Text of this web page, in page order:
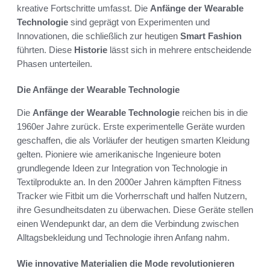
kreative Fortschritte umfasst. Die Anfänge der Wearable
Technologie sind geprägt von Experimenten und
Innovationen, die schließlich zur heutigen Smart Fashion
führten. Diese Historie lässt sich in mehrere entscheidende
Phasen unterteilen.
Die Anfänge der Wearable Technologie
Die Anfänge der Wearable Technologie reichen bis in die
1960er Jahre zurück. Erste experimentelle Geräte wurden
geschaffen, die als Vorläufer der heutigen smarten Kleidung
gelten. Pioniere wie amerikanische Ingenieure boten
grundlegende Ideen zur Integration von Technologie in
Textilprodukte an. In den 2000er Jahren kämpften Fitness
Tracker wie Fitbit um die Vorherrschaft und halfen Nutzern,
ihre Gesundheitsdaten zu überwachen. Diese Geräte stellen
einen Wendepunkt dar, an dem die Verbindung zwischen
Alltagsbekleidung und Technologie ihren Anfang nahm.
Wie innovative Materialien die Mode revolutionieren